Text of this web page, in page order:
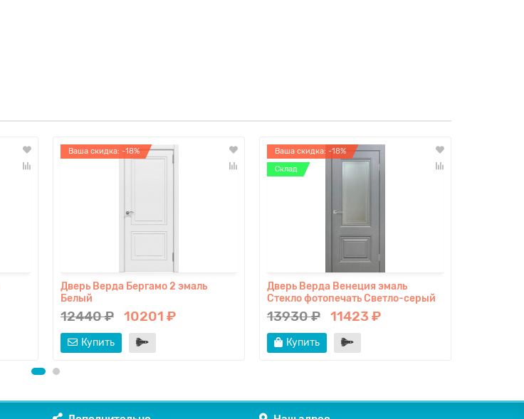
Ваша скидка: -18%
Дверь Верда Бергамо 2 эмаль
Белый
12440 ₽ 10201 ₽
Купить
Ваша скидка: -18%
Склад
Дверь Верда Венеция эмаль
Стекло фотопечать Светло-серый
13930 ₽ 11423 ₽
Купить